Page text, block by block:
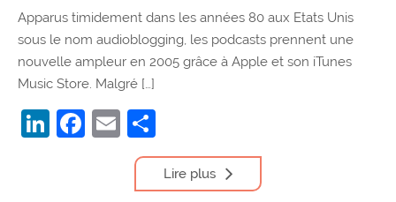
Apparus timidement dans les années 80 aux Etats Unis
sous le nom audioblogging, les podcasts prennent une
nouvelle ampleur en 2005 grâce à Apple et son iTunes
Music Store. Malgré […]
LinkedIn
Facebook
Email
Lire plus